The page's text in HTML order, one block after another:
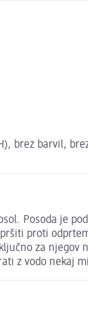
brez barvil,
Posoda je
proti
za
z vodo